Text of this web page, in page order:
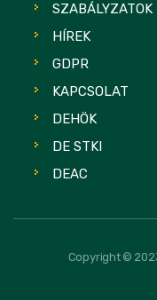
SZABÁLYZATOK
HÍREK
GDPR
KAPCSOLAT
DEHÖK
DE STKI
DEAC
Copyright ©